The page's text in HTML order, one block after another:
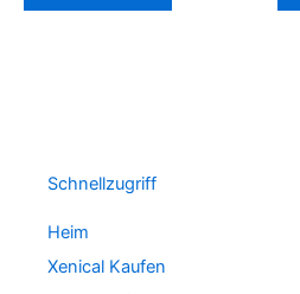
Schnellzugriff
Heim
Xenical Kaufen